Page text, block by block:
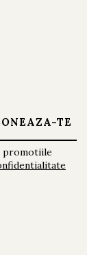
promotiile